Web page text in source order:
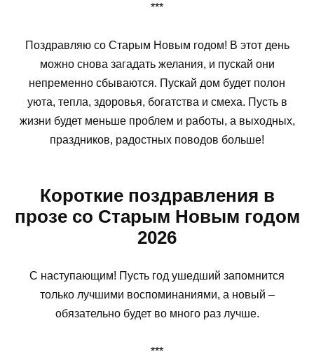
***
Поздравляю со Старым Новым годом! В этот день
можно снова загадать желания, и пускай они
непременно сбываются. Пускай дом будет полон
уюта, тепла, здоровья, богатства и смеха. Пусть в
жизни будет меньше проблем и работы, а выходных,
праздников, радостных поводов больше!
Короткие поздравления в
прозе со Старым Новым годом
2026
С наступающим! Пусть год ушедший запомнится
только лучшими воспоминаниями, а новый –
обязательно будет во много раз лучше.
***